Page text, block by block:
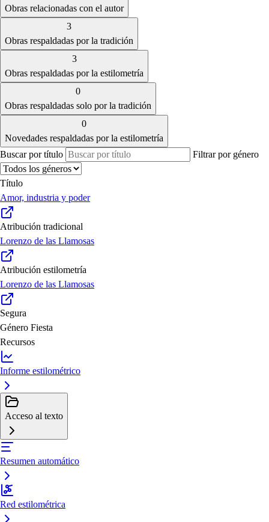
Obras relacionadas con el autor
3
Obras respaldadas por la tradición
3
Obras respaldadas por la estilometría
0
Obras respaldadas solo por la tradición
0
Novedades respaldadas por la estilometría
Buscar por título
Filtrar por género
Título
Amor, industria y poder
Atribución tradicional
Lorenzo de las Llamosas
Atribución estilometría
Lorenzo de las Llamosas
Segura
Género Fiesta
Recursos
Informe estilométrico
Acceso al texto
Resumen automático
Red estilométrica